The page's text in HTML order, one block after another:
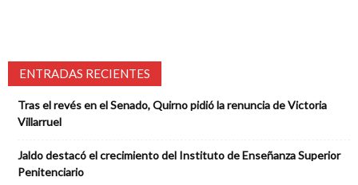
ENTRADAS RECIENTES
Tras el revés en el Senado, Quirno pidió la renuncia de Victoria
Villarruel
Jaldo destacó el crecimiento del Instituto de Enseñanza Superior
Penitenciario